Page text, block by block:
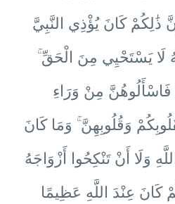
كَانَ يُؤْذِي النَّبِيَّ
لَا يَسْتَحْيِي مِنَ الْحَقِّ
فَاسْأَلُوهُنَّ مِنْ وَرَاءِ
وَقُلُوبِهِنَّ ۚ وَمَا كَانَ
وَلَا أَنْ تَنْكِحُوا أَزْوَاجَهُ
كَانَ عِنْدَ اللَّهِ عَظِيمًا